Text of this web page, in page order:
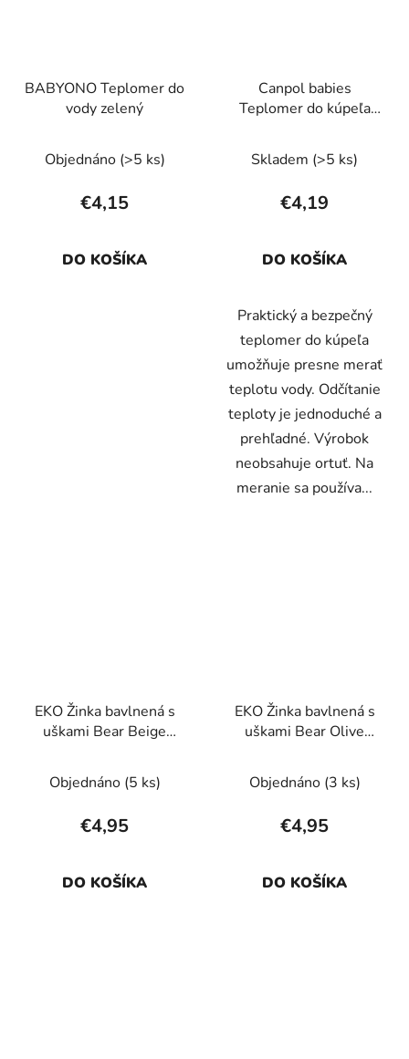
BABYONO Teplomer do
vody zelený
Objednáno (>5 ks)
€4,15
DO KOŠÍKA
Canpol babies
Teplomer do kúpeľa
Skladem (>5 ks)
€4,19
DO KOŠÍKA
Praktický a bezpečný
teplomer do kúpeľa
umožňuje presne merať
teplotu vody. Odčítanie
teploty je jednoduché a
prehľadné. Výrobok
neobsahuje ortuť. Na
meranie sa používa...
EKO Žinka bavlnená s
uškami Bear Beige
Objednáno (5 ks)
€4,95
DO KOŠÍKA
EKO Žinka bavlnená s
uškami Bear Olive
Objednáno (3 ks)
€4,95
DO KOŠÍKA